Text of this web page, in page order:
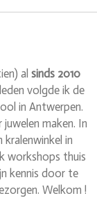
al sinds 2010
volgde ik de
in Antwerpen.
maken. In
kralenwinkel in
workshops thuis
kennis door te
Welkom !